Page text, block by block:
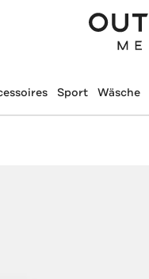
Sport Wäsche